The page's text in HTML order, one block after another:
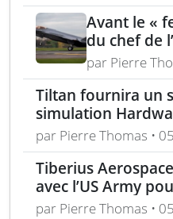
Avant le «
du chef de
puissance
par la
l’expertise
par Pierre
Tiltan fournira un
simulation
un programme
unique
par Pierre Thomas •
Tiberius
avec l’US Army
d’artillerie guidée
par Pierre Thomas •